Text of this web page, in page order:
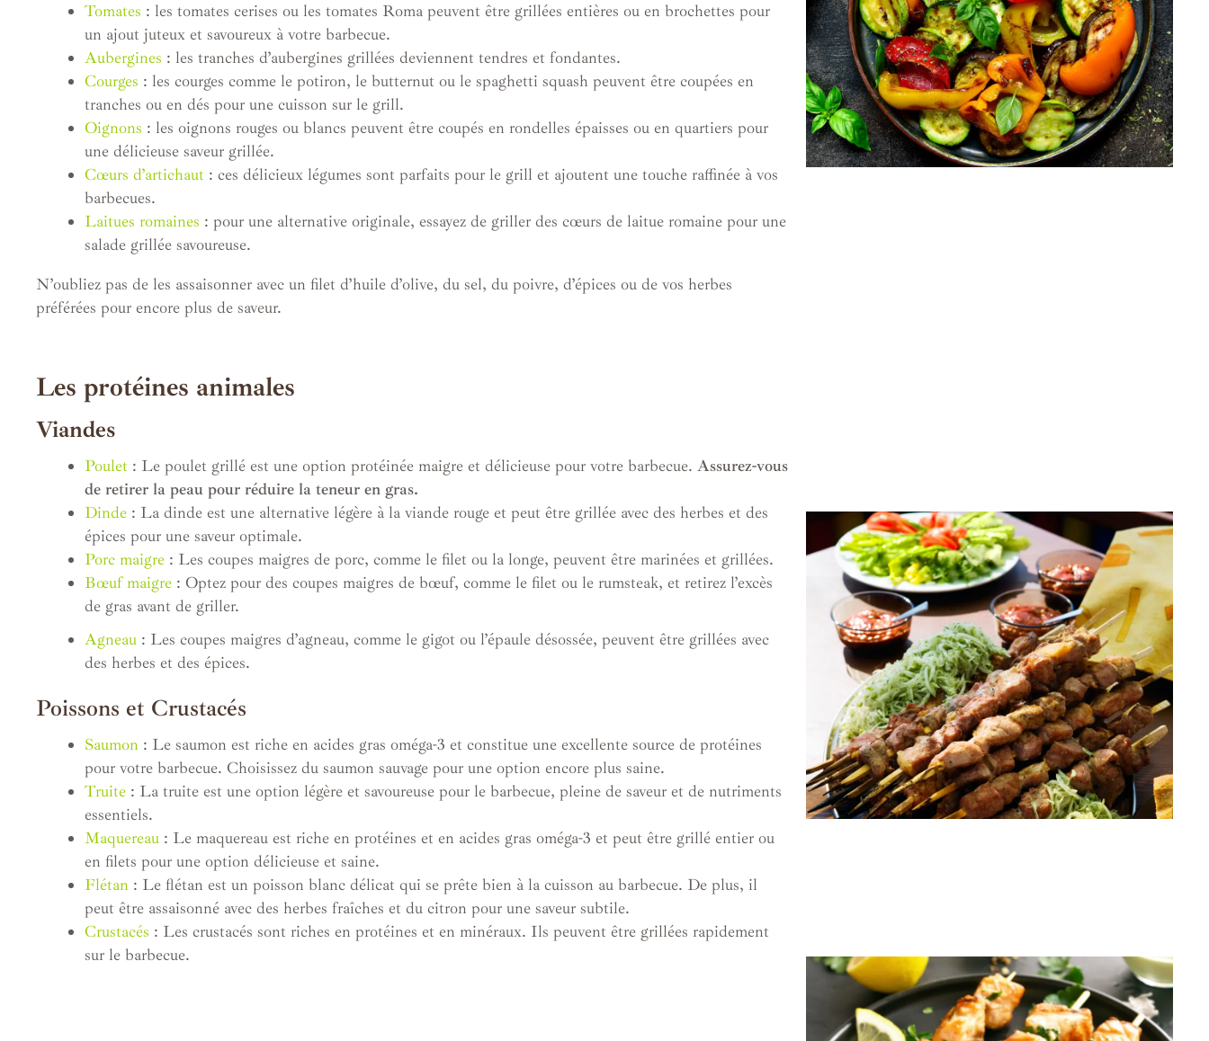
Tomates : les tomates cerises ou les tomates Roma peuvent être grillées entières ou en brochettes pour
un ajout juteux et savoureux à votre barbecue.
Aubergines : les tranches d’aubergines grillées deviennent tendres et fondantes.
Courges : les courges comme le potiron, le butternut ou le spaghetti squash peuvent être coupées en
tranches ou en dés pour une cuisson sur le grill.
Oignons : les oignons rouges ou blancs peuvent être coupés en rondelles épaisses ou en quartiers pour
une délicieuse saveur grillée.
Cœurs d’artichaut : ces délicieux légumes sont parfaits pour le grill et ajoutent une touche raffinée à vos
barbecues.
Laitues romaines : pour une alternative originale, essayez de griller des cœurs de laitue romaine pour une
salade grillée savoureuse.
N’oubliez pas de les assaisonner avec un filet d’huile d’olive, du sel, du poivre, d’épices ou de vos herbes
préférées pour encore plus de saveur.
Les protéines animales
Viandes
Poulet : Le poulet grillé est une option protéinée maigre et délicieuse pour votre barbecue. Assurez-vous
de retirer la peau pour réduire la teneur en gras.
Dinde : La dinde est une alternative légère à la viande rouge et peut être grillée avec des herbes et des
épices pour une saveur optimale.
Porc maigre : Les coupes maigres de porc, comme le filet ou la longe, peuvent être marinées et grillées.
Bœuf maigre : Optez pour des coupes maigres de bœuf, comme le filet ou le rumsteak, et retirez l’excès
de gras avant de griller.
Agneau : Les coupes maigres d’agneau, comme le gigot ou l’épaule désossée, peuvent être grillées avec
des herbes et des épices.
Poissons et Crustacés
Saumon : Le saumon est riche en acides gras oméga-3 et constitue une excellente source de protéines
pour votre barbecue. Choisissez du saumon sauvage pour une option encore plus saine.
Truite : La truite est une option légère et savoureuse pour le barbecue, pleine de saveur et de nutriments
essentiels.
Maquereau : Le maquereau est riche en protéines et en acides gras oméga-3 et peut être grillé entier ou
en filets pour une option délicieuse et saine.
Flétan : Le flétan est un poisson blanc délicat qui se prête bien à la cuisson au barbecue. De plus, il
peut être assaisonné avec des herbes fraîches et du citron pour une saveur subtile.
Crustacés : Les crustacés sont riches en protéines et en minéraux. Ils peuvent être grillées rapidement
sur le barbecue.